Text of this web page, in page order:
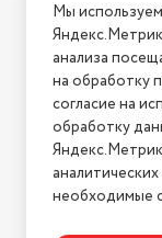
2026 ©
Мы
анализа
на обработку
согласие на
обработку
необходимые